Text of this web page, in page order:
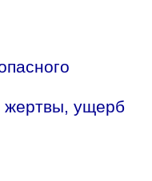
жертвы, ущерб